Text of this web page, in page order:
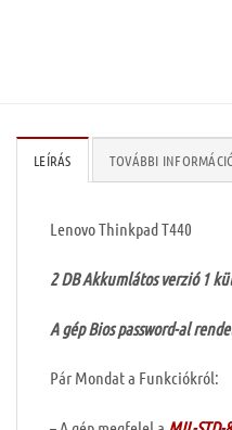
LEÍRÁS TOVÁBBI
Lenovo Thinkpad T440
2 DB Akkumlátos verzió 1
A gép Bios password-al
Pár Mondat a Funkciókról: